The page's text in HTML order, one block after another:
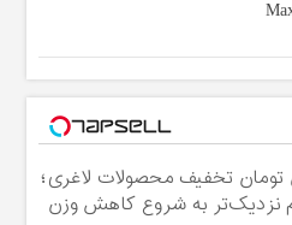
تومان تخفیف محصولات لاغری؛
نزدیک‌تر به شروع کاهش وزن